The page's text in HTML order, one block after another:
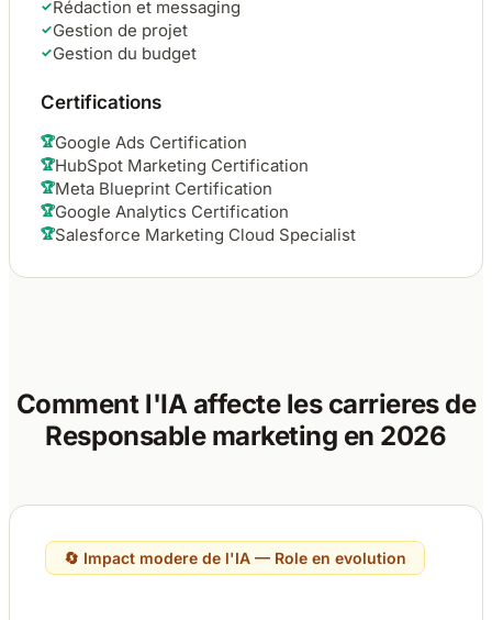
✓Rédaction et messaging
✓Gestion de projet
✓Gestion du budget
Certifications
🏆Google Ads Certification
🏆HubSpot Marketing Certification
🏆Meta Blueprint Certification
🏆Google Analytics Certification
🏆Salesforce Marketing Cloud Specialist
Comment l'IA affecte les carrieres de
Responsable marketing en 2026
🔄 Impact modere de l'IA — Role en evolution